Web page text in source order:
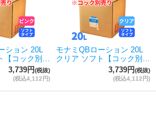
ション 20L
【コック別…
3,739円(税抜)
(税込4,112円)
モナミQBローション 20L
クリア ソフト【コック別…
3,739円(税抜)
(税込4,112円)